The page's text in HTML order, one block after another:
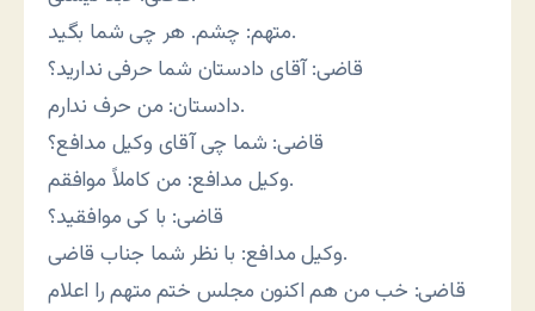
متهم: چشم. هر چی شما بگید.
قاضی: آقای دادستان شما حرفی ندارید؟
دادستان: من حرف ندارم.
قاضی: شما چی آقای وکیل مدافع؟
وکیل مدافع: من کاملاً موافقم.
قاضی: با کی موافقید؟
وکیل مدافع: با نظر شما جناب قاضی.
قاضی: خب من هم اکنون مجلس ختم متهم را اعلام